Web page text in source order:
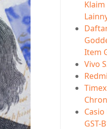
Item
Vivo
GST-